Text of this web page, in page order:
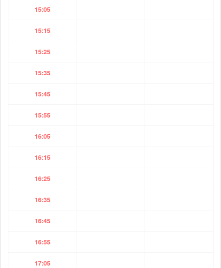
15:05
15:15
15:25
15:35
15:45
15:55
16:05
16:15
16:25
16:35
16:45
16:55
17:05